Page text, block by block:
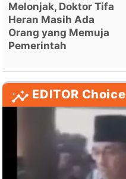
Melonjak, Doktor Tifa
Heran Masih Ada
Orang yang Memuja
Pemerintah
EDITOR Choice